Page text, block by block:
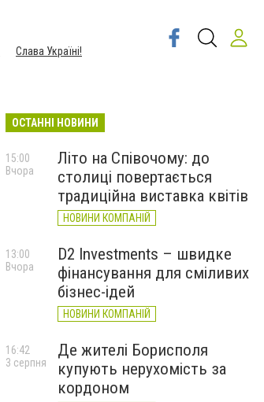
Слава Україні!
ОСТАННІ НОВИНИ
Літо на Співочому: до
столиці повертається
традиційна виставка квітів
НОВИНИ КОМПАНІЙ
15:00
Вчора
D2 Investments – швидке
фінансування для сміливих
бізнес-ідей
НОВИНИ КОМПАНІЙ
13:00
Вчора
Де жителі Борисполя
купують нерухомість за
кордоном
16:42
3 серпня